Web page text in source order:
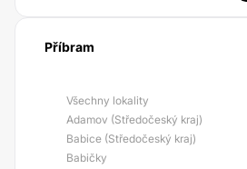
Příbram
Všechny lokality
Adamov (Středočeský kraj)
Babice (Středočeský kraj)
Babičky